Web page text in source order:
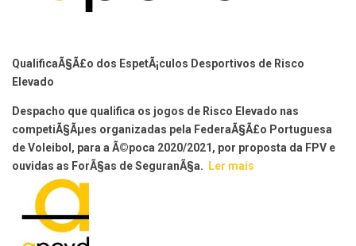
QualificaÃ§Ã£o dos EspetÃ¡culos Desportivos de Risco
Elevado
Despacho que qualifica os jogos de Risco Elevado nas
competiÃ§Ãµes organizadas pela FederaÃ§Ã£o Portuguesa
de Voleibol, para a Ã©poca 2020/2021, por proposta da FPV e
ouvidas as ForÃ§as de SeguranÃ§a.
Ler mais